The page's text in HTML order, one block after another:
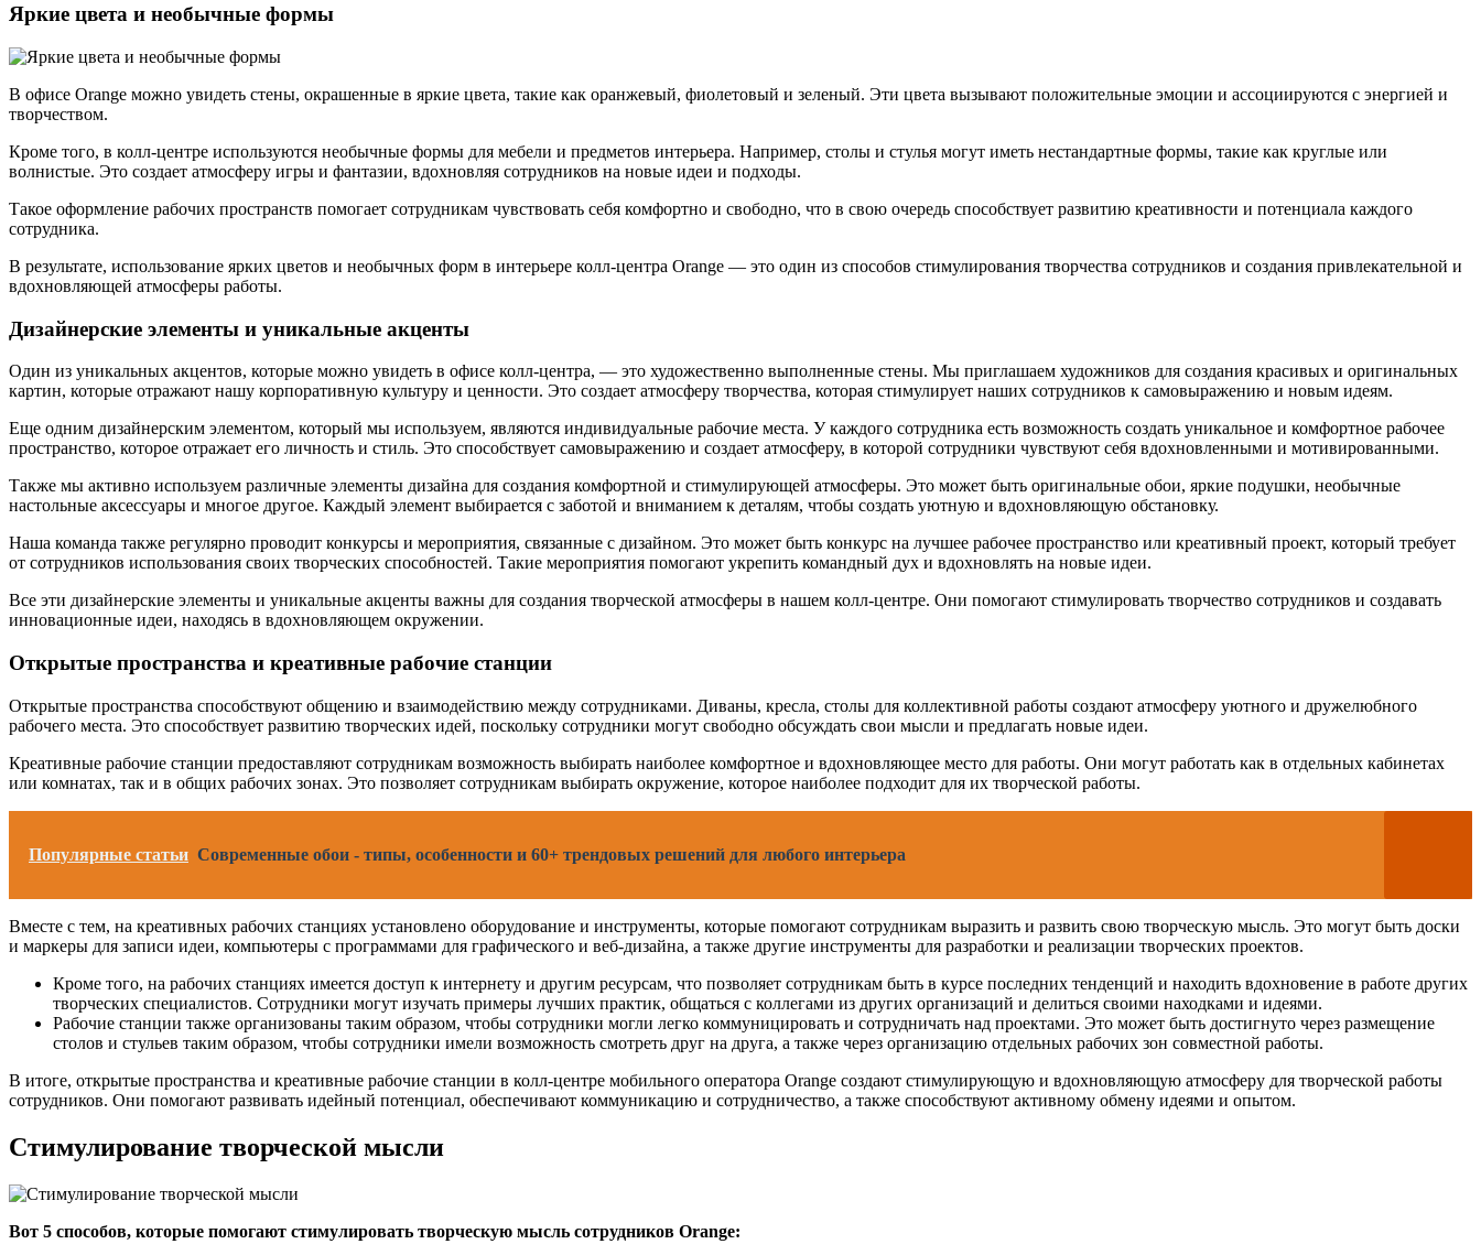
Яркие цвета и необычные формы
В офисе Orange можно увидеть стены, окрашенные в яркие цвета, такие как оранжевый, фиолетовый и зеленый. Эти цвета вызывают положительные эмоции и ассоциируются с энергией и
творчеством.
Кроме того, в колл-центре используются необычные формы для мебели и предметов интерьера. Например, столы и стулья могут иметь нестандартные формы, такие как круглые или
волнистые. Это создает атмосферу игры и фантазии, вдохновляя сотрудников на новые идеи и подходы.
Такое оформление рабочих пространств помогает сотрудникам чувствовать себя комфортно и свободно, что в свою очередь способствует развитию креативности и потенциала каждого
сотрудника.
В результате, использование ярких цветов и необычных форм в интерьере колл-центра Orange — это один из способов стимулирования творчества сотрудников и создания привлекательной и
вдохновляющей атмосферы работы.
Дизайнерские элементы и уникальные акценты
Один из уникальных акцентов, которые можно увидеть в офисе колл-центра, — это художественно выполненные стены. Мы приглашаем художников для создания красивых и оригинальных
картин, которые отражают нашу корпоративную культуру и ценности. Это создает атмосферу творчества, которая стимулирует наших сотрудников к самовыражению и новым идеям.
Еще одним дизайнерским элементом, который мы используем, являются индивидуальные рабочие места. У каждого сотрудника есть возможность создать уникальное и комфортное рабочее
пространство, которое отражает его личность и стиль. Это способствует самовыражению и создает атмосферу, в которой сотрудники чувствуют себя вдохновленными и мотивированными.
Также мы активно используем различные элементы дизайна для создания комфортной и стимулирующей атмосферы. Это может быть оригинальные обои, яркие подушки, необычные
настольные аксессуары и многое другое. Каждый элемент выбирается с заботой и вниманием к деталям, чтобы создать уютную и вдохновляющую обстановку.
Наша команда также регулярно проводит конкурсы и мероприятия, связанные с дизайном. Это может быть конкурс на лучшее рабочее пространство или креативный проект, который требует
от сотрудников использования своих творческих способностей. Такие мероприятия помогают укрепить командный дух и вдохновлять на новые идеи.
Все эти дизайнерские элементы и уникальные акценты важны для создания творческой атмосферы в нашем колл-центре. Они помогают стимулировать творчество сотрудников и создавать
инновационные идеи, находясь в вдохновляющем окружении.
Открытые пространства и креативные рабочие станции
Открытые пространства способствуют общению и взаимодействию между сотрудниками. Диваны, кресла, столы для коллективной работы создают атмосферу уютного и дружелюбного
рабочего места. Это способствует развитию творческих идей, поскольку сотрудники могут свободно обсуждать свои мысли и предлагать новые идеи.
Креативные рабочие станции предоставляют сотрудникам возможность выбирать наиболее комфортное и вдохновляющее место для работы. Они могут работать как в отдельных кабинетах
или комнатах, так и в общих рабочих зонах. Это позволяет сотрудникам выбирать окружение, которое наиболее подходит для их творческой работы.
Популярные статьи Современные обои - типы, особенности и 60+ трендовых решений для любого интерьера
Вместе с тем, на креативных рабочих станциях установлено оборудование и инструменты, которые помогают сотрудникам выразить и развить свою творческую мысль. Это могут быть доски
и маркеры для записи идеи, компьютеры с программами для графического и веб-дизайна, а также другие инструменты для разработки и реализации творческих проектов.
Кроме того, на рабочих станциях имеется доступ к интернету и другим ресурсам, что позволяет сотрудникам быть в курсе последних тенденций и находить вдохновение в работе других
творческих специалистов. Сотрудники могут изучать примеры лучших практик, общаться с коллегами из других организаций и делиться своими находками и идеями.
Рабочие станции также организованы таким образом, чтобы сотрудники могли легко коммуницировать и сотрудничать над проектами. Это может быть достигнуто через размещение
столов и стульев таким образом, чтобы сотрудники имели возможность смотреть друг на друга, а также через организацию отдельных рабочих зон совместной работы.
В итоге, открытые пространства и креативные рабочие станции в колл-центре мобильного оператора Orange создают стимулирующую и вдохновляющую атмосферу для творческой работы
сотрудников. Они помогают развивать идейный потенциал, обеспечивают коммуникацию и сотрудничество, а также способствуют активному обмену идеями и опытом.
Стимулирование творческой мысли
Вот 5 способов, которые помогают стимулировать творческую мысль сотрудников Orange: